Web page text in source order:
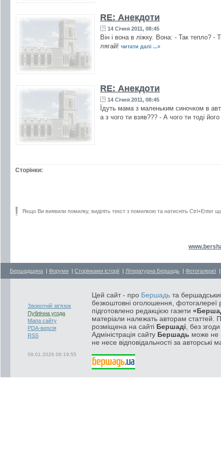
RE: Анекдоти
14 Січня 2011, 08:45
Він і вона в ліжку. Вона: - Так тепло?
лягай! читати далі ...»
RE: Анекдоти
14 Січня 2011, 08:45
Їдуть мама з маленьким синочком в
а з чого ти взяв??? - А чого ти тоді
Сторінки:
Якщо Ви виявили помилку, виділіть текст з помилкою та натисніть Ctrl+Enter
Бершадщина | Форуми | Сторінками історії | Літературна Бершадь | Фотогалереї
Зворотній зв'язок
Публічна угода
Мапа сайту
PDA-версія
RSS
09.01.2026 06:19:55
Цей сайт - про Бершадь та
безкоштовні оголошення, фотогалереї
підготовлено редакцією газети
матеріали належать авторам статтей.
розміщена на сайті Бершаді , без
Адміністрація сайту Бершадь може не
не несе відповідальності за авторські